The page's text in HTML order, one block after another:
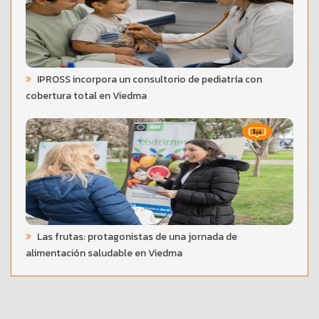
IPROSS incorpora un consultorio de pediatría con
cobertura total en Viedma
Las frutas: protagonistas de una jornada de
alimentación saludable en Viedma